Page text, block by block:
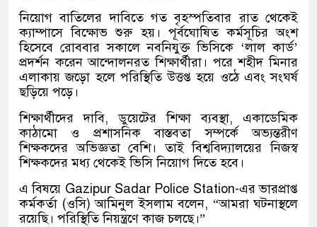
নিয়োগ বাতিলের দাবিতে গত বৃহস্পতিবার রাত থেকেই
ক্যাম্পাসে বিক্ষোভ শুরু হয়। পূর্বঘোষিত কর্মসূচির অংশ
হিসেবে রোববার সকালে নবনিযুক্ত ভিসিকে ‘লাল কার্ড’
প্রদর্শন করেন আন্দোলনরত শিক্ষার্থীরা। পরে শহীদ মিনার
এলাকায় জড়ো হলে পরিস্থিতি উত্তপ্ত হয়ে ওঠে এবং সংঘর্ষ
ছড়িয়ে পড়ে।
শিক্ষার্থীদের দাবি, ডুয়েটের শিক্ষা ব্যবস্থা, একাডেমিক
কাঠামো ও প্রশাসনিক বাস্তবতা সম্পর্কে অভ্যন্তরীণ
শিক্ষকদের অভিজ্ঞতা বেশি। তাই বিশ্ববিদ্যালয়ের নিজস্ব
শিক্ষকদের মধ্য থেকেই ভিসি নিয়োগ দিতে হবে।
এ বিষয়ে Gazipur Sadar Police Station-এর ভারপ্রাপ্ত
কর্মকর্তা (ওসি) আমিনুল ইসলাম বলেন, “আমরা ঘটনাস্থলে
রয়েছি। পরিস্থিতি নিয়ন্ত্রণে কাজ চলছে।”